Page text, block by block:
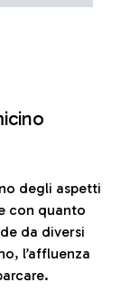
degli aspetti
con quanto
da diversi
l’affluenza